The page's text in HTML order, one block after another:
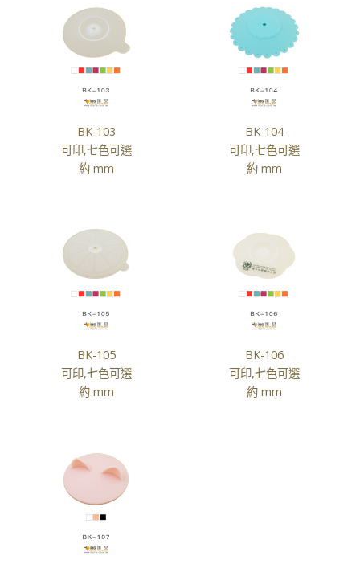
BK-103
可印,七色可選
約 mm
BK-104
可印,七色可選
約 mm
BK-105
可印,七色可選
約 mm
BK-106
可印,七色可選
約 mm